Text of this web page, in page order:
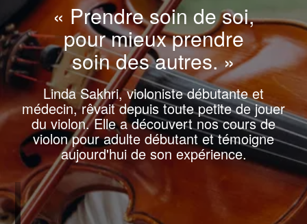
« Prendre soin de soi,
pour mieux prendre
soin des autres. »
Linda Sakhri, violoniste débutante et
médecin, rêvait depuis toute petite de jouer
du violon. Elle a découvert nos cours de
violon pour adulte débutant et témoigne
aujourd'hui de son expérience.